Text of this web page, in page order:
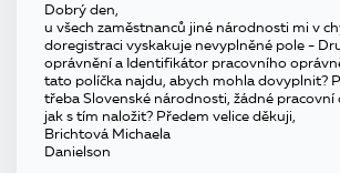
Dobrý den,
u všech zaměstnanců jiné národnosti mi v
doregistraci vyskakuje nevyplněné pole -
oprávnění a Identifikátor pracovního
tato políčka najdu, abych mohla dovyplnit?
třeba Slovenské národnosti, žádné pracovní
jak s tím naložit? Předem velice děkuji,
Brichtová Michaela
Danielson